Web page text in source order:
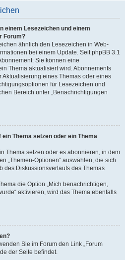
einem Lesezeichen und einem
Forum?
ähnlich den Lesezeichen in Web-
bei einem Update. Seit phpBB 3.1
Sie können eine
Thema aktualisiert wird. Abonnements
eines Themas oder eines
für Lesezeichen und
Bereich unter „Benachrichtigungen
Thema setzen oder ein Thema
Thema setzen oder es abonnieren, in dem
„Themen-Optionen“ auswählen, die sich
des Diskussionsverlaufs des Themas
die Option „Mich benachrichtigen,
aktivieren, wird das Thema ebenfalls
Sie im Forum den Link „Forum
der Seite befindet.